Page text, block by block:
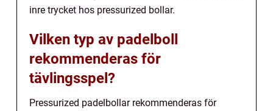
inre trycket hos pressurized bollar.
Vilken typ av padelboll
rekommenderas för
tävlingsspel?
Pressurized padelbollar rekommenderas för